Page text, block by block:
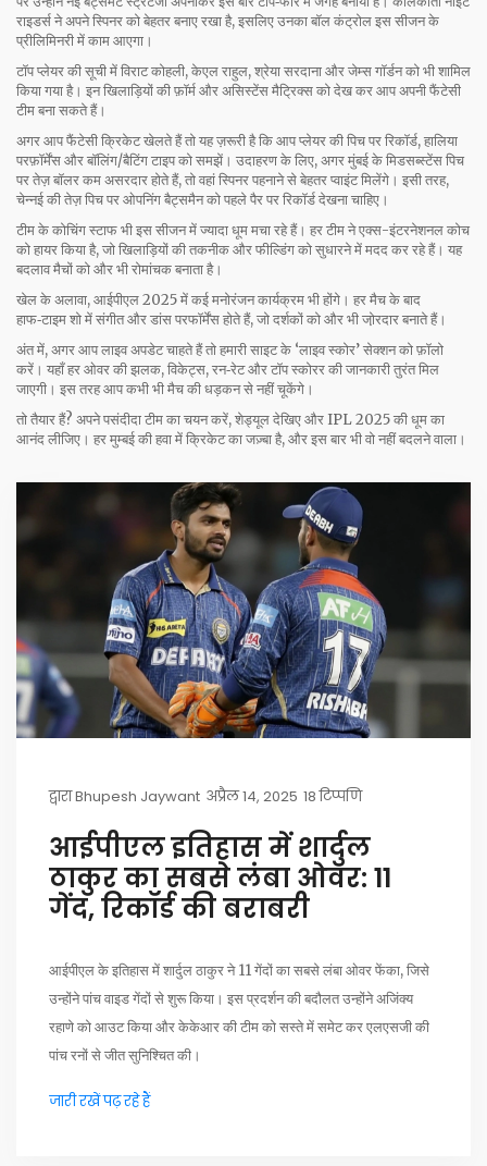
राइडर्स ने अपने स्पिनर को बेहतर बनाए रखा है, इसलिए उनका बॉल कंट्रोल इस सीजन के
प्रीलिमिनरी में काम आएगा।
टॉप प्लेयर की सूची में विराट कोहली, केएल राहुल, श्रेया सरदाना और जेम्स गॉर्डन को भी शामिल
किया गया है। इन खिलाड़ियों की फ़ॉर्म और असिस्टेंस मैट्रिक्स को देख कर आप अपनी फैंटेसी
टीम बना सकते हैं।
अगर आप फैंटेसी क्रिकेट खेलते हैं तो यह ज़रूरी है कि आप प्लेयर की पिच पर रिकॉर्ड, हालिया
परफ़ॉर्मेंस और बॉलिंग/बैटिंग टाइप को समझें। उदाहरण के लिए, अगर मुंबई के मिडसब्स्टेंस पिच
पर तेज़ बॉलर कम असरदार होते हैं, तो वहां स्पिनर पहनाने से बेहतर प्वाइंट मिलेंगे। इसी तरह,
चेन्नई की तेज़ पिच पर ओपनिंग बैट्समैन को पहले पैर पर रिकॉर्ड देखना चाहिए।
टीम के कोचिंग स्टाफ भी इस सीजन में ज्यादा धूम मचा रहे हैं। हर टीम ने एक्स-इंटरनेशनल कोच
को हायर किया है, जो खिलाड़ियों की तकनीक और फील्डिंग को सुधारने में मदद कर रहे हैं। यह
बदलाव मैचों को और भी रोमांचक बनाता है।
खेल के अलावा, आईपीएल 2025 में कई मनोरंजन कार्यक्रम भी होंगे। हर मैच के बाद
हाफ‑टाइम शो में संगीत और डांस परफॉर्मेंस होते हैं, जो दर्शकों को और भी जो़रदार बनाते हैं।
अंत में, अगर आप लाइव अपडेट चाहते हैं तो हमारी साइट के ‘लाइव स्कोर’ सेक्शन को फ़ॉलो
करें। यहाँ हर ओवर की झलक, विकेट्स, रन‑रेट और टॉप स्कोरर की जानकारी तुरंत मिल
जाएगी। इस तरह आप कभी भी मैच की धड़कन से नहीं चूकेंगे।
तो तैयार हैं? अपने पसंदीदा टीम का चयन करें, शेड्यूल देखिए और IPL 2025 की धूम का
आनंद लीजिए। हर मुम्बई की हवा में क्रिकेट का जज़्बा है, और इस बार भी वो नहीं बदलने वाला।
द्वाराBhupesh Jaywant अप्रैल 14, 2025 18 टिप्पणि
आईपीएल इतिहास में शार्दुल
ठाकुर का सबसे लंबा ओवर: 11
गेंद, रिकॉर्ड की बराबरी
आईपीएल के इतिहास में शार्दुल ठाकुर ने 11 गेंदों का सबसे लंबा ओवर फेंका, जिसे
उन्होंने पांच वाइड गेंदों से शुरू किया। इस प्रदर्शन की बदौलत उन्होंने अजिंक्य
रहाणे को आउट किया और केकेआर की टीम को सस्ते में समेट कर एलएसजी की
पांच रनों से जीत सुनिश्चित की।
जारी रखें पढ़ रहे हैं